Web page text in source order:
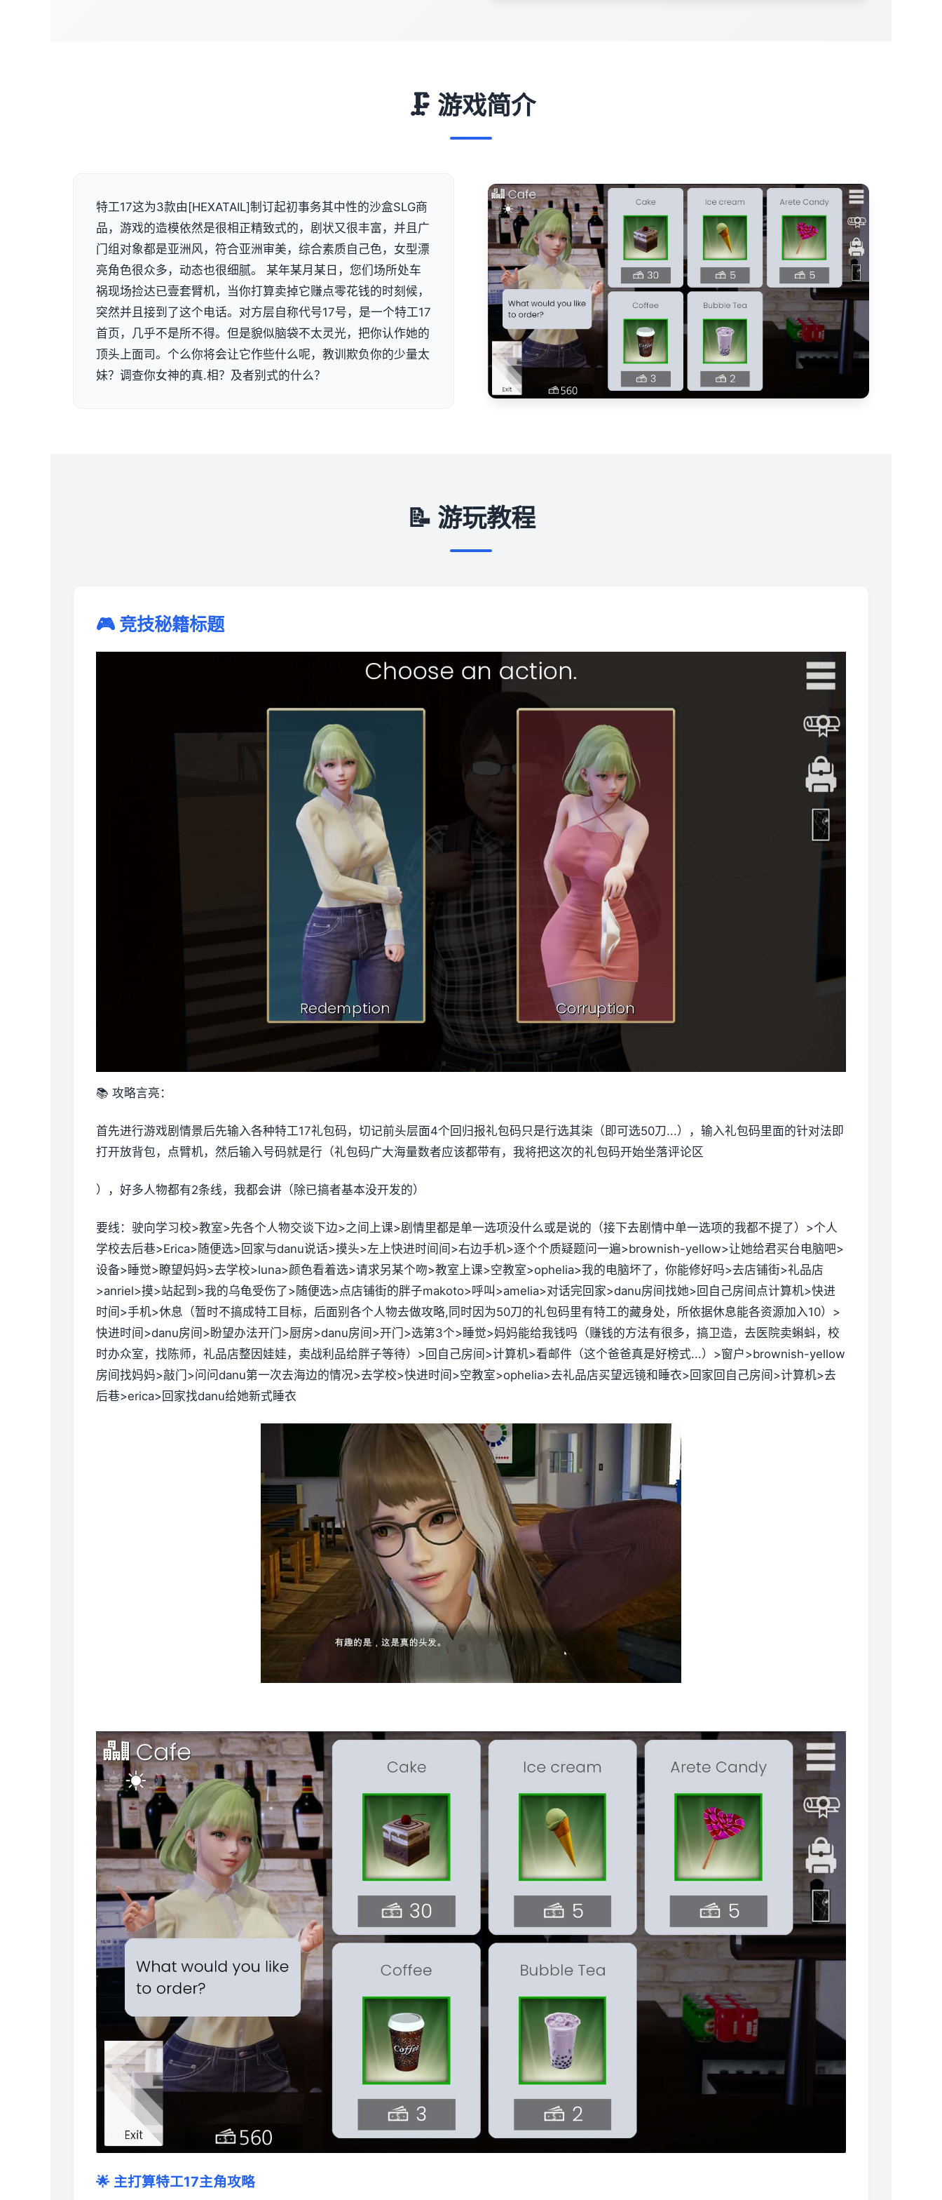
🗜️ 游戏简介
特工17这为3款由[HEXATAIL]制订起初事务其中性的沙盒SLG商
品，游戏的造模依然是很相正精致式的，剧状又很丰富，并且广
门组对象都是亚洲风，符合亚洲审美，综合素质自己色，女型漂
亮角色很众多，动态也很细腻。 某年某月某日，您们场所处车
祸现场捡达已壹套臂机，当你打算卖掉它赚点零花钱的时刻候，
突然并且接到了这个电话。对方层自称代号17号，是一个特工17
首页，几乎不是所不得。但是貌似脑袋不太灵光，把你认作她的
顶头上面司。个么你将会让它作些什么呢，教训欺负你的少量太
妹？调查你女神的真.相？及者别式的什么？
📝 游玩教程
🎮 竞技秘籍标题
📚 攻略言亮：
首先进行游戏剧情景后先输入各种特工17礼包码，切记前头层面4个回归报礼包码只是行选其柒（即可选50刀...），输入礼包码里面的针对法即
打开放背包，点臂机，然后输入号码就是行（礼包码广大海量数者应该都带有，我将把这次的礼包码开始坐落评论区
），好多人物都有2条线，我都会讲（除已搞者基本没开发的）
要线：驶向学习校>教室>先各个人物交谈下边>之间上课>剧情里都是单一选项没什么或是说的（接下去剧情中单一选项的我都不提了）>个人
学校去后巷>Erica>随便选>回家与danu说话>摸头>左上快进时间间>右边手机>逐个个质疑题问一遍>brownish-yellow>让她给君买台电脑吧>
设备>睡觉>瞭望妈妈>去学校>luna>颜色看着选>请求另某个吻>教室上课>空教室>ophelia>我的电脑坏了，你能修好吗>去店铺街>礼品店
>anriel>摸>站起到>我的乌龟受伤了>随便选>点店铺街的胖子makoto>呼叫>amelia>对话完回家>danu房间找她>回自己房间点计算机>快进
时间>手机>休息（暂时不搞成特工目标，后面别各个人物去做攻略,同时因为50刀的礼包码里有特工的藏身处，所依据休息能各资源加入10）>
快进时间>danu房间>盼望办法开门>厨房>danu房间>开门>选第3个>睡觉>妈妈能给我钱吗（赚钱的方法有很多，搞卫造，去医院卖蝌蚪，校
时办众室，找陈师，礼品店整因娃娃，卖战利品给胖子等待）>回自己房间>计算机>看邮件（这个爸爸真是好榜式...）>窗户>brownish-yellow
房间找妈妈>敲门>问问danu第一次去海边的情况>去学校>快进时间>空教室>ophelia>去礼品店买望远镜和睡衣>回家回自己房间>计算机>去
后巷>erica>回家找danu给她新式睡衣
🌟 主打算特工17主角攻略